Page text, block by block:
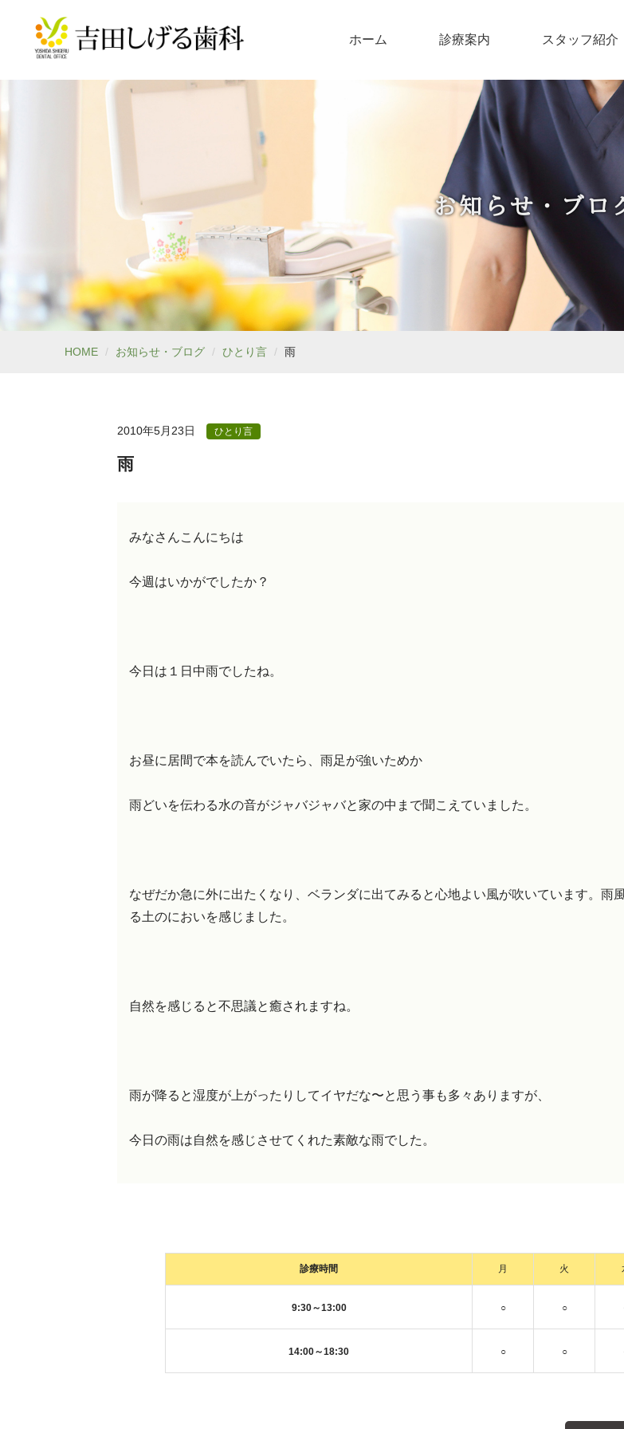
ホーム 診療案内 スタッフ紹介
お知らせ・ブロ
HOME お知らせ・ブログ ひとり言 雨
2010年5月23日 ひとり言
雨
みなさんこんにちは
今週はいかがでしたか？
今日は１日中雨でしたね。
お昼に居間で本を読んでいたら、雨足が強いためか
雨どいを伝わる水の音がジャバジャバと家の中まで聞こえていました。
なぜだか急に外に出たくなり、ベランダに出てみると心地よい風が吹いています。雨
る土のにおいを感じました。
自然を感じると不思議と癒されますね。
雨が降ると湿度が上がったりしてイヤだな〜と思う事も多々ありますが、
今日の雨は自然を感じさせてくれた素敵な雨でした。
診療時間 月 火
9:30～13:00 ○ ○
14:00～18:30 ○ ○